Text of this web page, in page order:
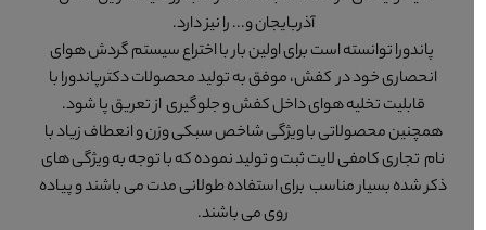
آذربایجان و... را نیز دارد.
پاندورا توانسته است برای اولین بار با اختراع سیستم گردش هوای
انحصاری خود در کفش، موفق به تولید محصولات دکترپاندورا با
قابلیت تخلیه هوای داخل کفش و جلوگیری از تعریق پا شود.
همچنین محصولاتی با ویژگی شاخص سبکی وزن و انعطاف زیاد با
نام تجاری کامفی لایت ثبت و تولید نموده که با توجه به ویژگی های
ذکر شده بسیار مناسب برای استفاده طولانی مدت می باشند و پیاده
روی می باشند.